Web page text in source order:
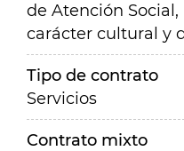
de Atención
carácter cultural y
Tipo de contrato
Servicios
Contrato mixto